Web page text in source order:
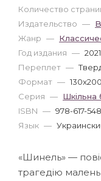
Количество
Издательство —
Жанр —
Год издания — 2021
Переплет —
Формат —
Серия — Шкільна
ISBN — 978-617-
Язык —
«Шинель» —
трагедію